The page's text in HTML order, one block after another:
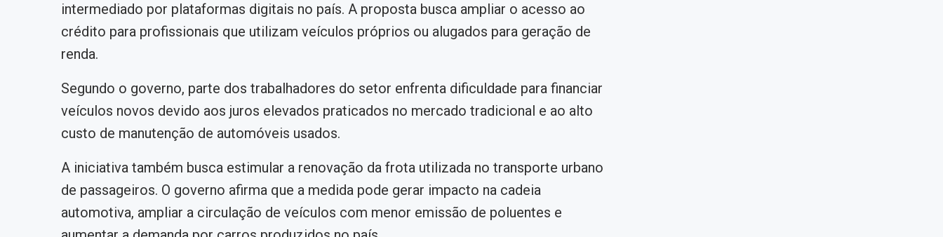
intermediado por plataformas digitais no país. A proposta busca ampliar o acesso ao
crédito para profissionais que utilizam veículos próprios ou alugados para geração de
renda.
Segundo o governo, parte dos trabalhadores do setor enfrenta dificuldade para financiar
veículos novos devido aos juros elevados praticados no mercado tradicional e ao alto
custo de manutenção de automóveis usados.
A iniciativa também busca estimular a renovação da frota utilizada no transporte urbano
de passageiros. O governo afirma que a medida pode gerar impacto na cadeia
automotiva, ampliar a circulação de veículos com menor emissão de poluentes e